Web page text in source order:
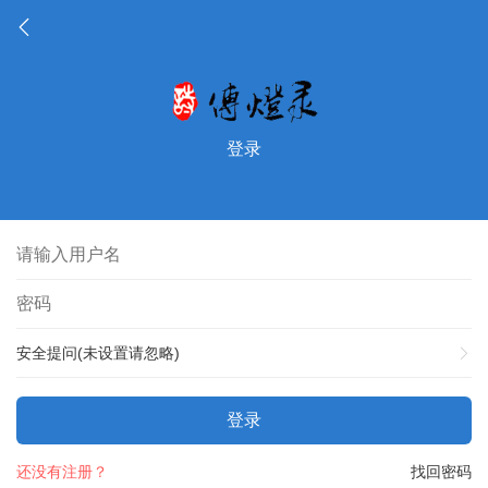
登录
安全提问(未设置请忽略)
登录
找回密码
还没有注册？